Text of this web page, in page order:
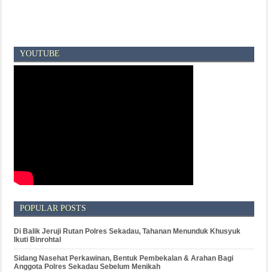
YOUTUBE
POPULAR POSTS
Di Balik Jeruji Rutan Polres Sekadau, Tahanan Menunduk Khusyuk
Ikuti Binrohtal
Sidang Nasehat Perkawinan, Bentuk Pembekalan & Arahan Bagi
Anggota Polres Sekadau Sebelum Menikah